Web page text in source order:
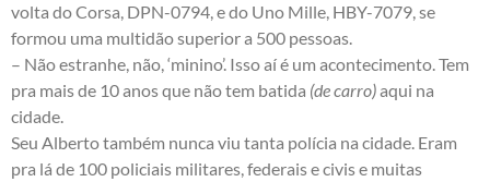
volta do Corsa, DPN-0794, e do Uno Mille, HBY-7079, se
formou uma multidão superior a 500 pessoas.
– Não estranhe, não, ‘minino’. Isso aí é um acontecimento. Tem
pra mais de 10 anos que não tem batida (de carro)aqui na
cidade.
Seu Alberto também nunca viu tanta polícia na cidade. Eram
pra lá de 100 policiais militares, federais e civis e muitas